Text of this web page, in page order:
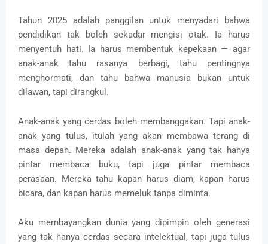
Tahun 2025 adalah panggilan untuk menyadari bahwa
pendidikan tak boleh sekadar mengisi otak. Ia harus
menyentuh hati. Ia harus membentuk kepekaan — agar
anak-anak tahu rasanya berbagi, tahu pentingnya
menghormati, dan tahu bahwa manusia bukan untuk
dilawan, tapi dirangkul.
Anak-anak yang cerdas boleh membanggakan. Tapi anak-
anak yang tulus, itulah yang akan membawa terang di
masa depan. Mereka adalah anak-anak yang tak hanya
pintar membaca buku, tapi juga pintar membaca
perasaan. Mereka tahu kapan harus diam, kapan harus
bicara, dan kapan harus memeluk tanpa diminta.
Aku membayangkan dunia yang dipimpin oleh generasi
yang tak hanya cerdas secara intelektual, tapi juga tulus